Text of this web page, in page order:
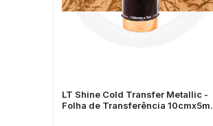
LT Shine Cold Transfer Metallic -
Folha de Transferência 10cmx5m